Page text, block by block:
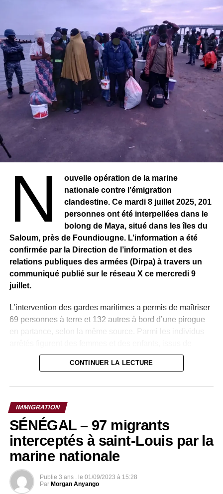
4. Protéger les victimes ;
5. Sensibiliser le grand public aux risques de la migration
irrégulière et aux opportunités d’emploi.
Les partenaires clés du programme incluent : la Police
nationale, la Gendarmerie, les Douanes, la Justice, le
CILMI et le CNLTP.
Source : Crédit photo : MISP
N
ouvelle opération de la marine
nationale contre l’émigration
clandestine. Ce mardi 8 juillet 2025, 201
personnes ont été interpellées dans le
bolong de Maya, situé dans les îles du
Saloum, près de Foundiougne. L’information a été
confirmée par la Direction de l’information et des
relations publiques des armées (Dirpa) à travers un
communiqué publié sur le réseau X ce mercredi 9
juillet.
L’intervention des gardes maritimes a permis de maîtriser
69 personnes à terre et 132 autres à bord d’une pirogue
en partance, selon la même source. Parmi les individus
plusieurs nationalités. Aucun incident majeur n’a été
signalé durant l’opération.
Cette nouvelle interception s’inscrit dans le cadre du
renforcement des dispositifs de surveillance maritime mis
en place par les autorités sénégalaises pour contrer les
départs irréguliers vers l’Europe. Les personnes arrêtées
ont été remises aux services compétents pour
identification, prise en charge et ouverture d’enquête.
CONTINUER LA LECTURE
IMMIGRATION
SÉNÉGAL – 97 migrants
interceptés à saint-Louis par la
marine nationale
Publie 3 ans . le 01/09/2023 à 15:28
Par Morgan Anyango